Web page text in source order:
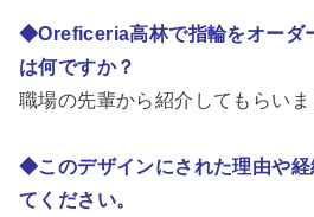
◆Oreficeria高林で指輪をオーダ
は何ですか？
職場の先輩から紹介してもらいま
◆このデザインにされた理由や経
てください。